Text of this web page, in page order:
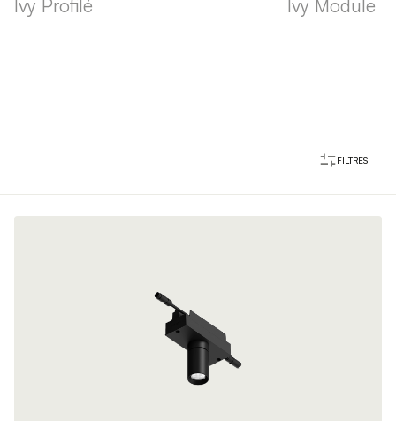
Ivy Profilé Ivy Module
FILTRES